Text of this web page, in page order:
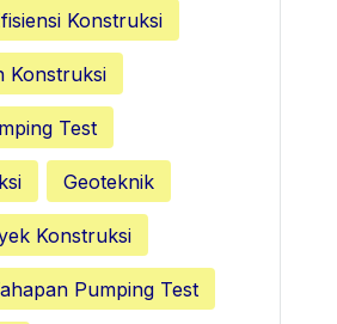
Konstruksi
Konstruksi
Test
Geoteknik
Konstruksi
Pumping Test